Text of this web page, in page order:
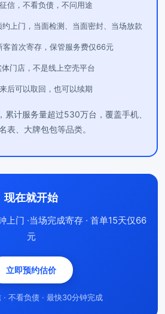
信，不看负债，不问用途
约上门，当面检测、当面密封、当场放款
客首次寄存，保管服务费仅66元
体门店，不是线上空壳平台
后可以取回，也可以续期
累计服务量超过530万台，覆盖手机、
表、大牌包包等品类。
现在就开始
上门 ·当场完成寄存 · 首单15天仅66
元
立即预约估价
· 不看负债 · 最快30分钟完成